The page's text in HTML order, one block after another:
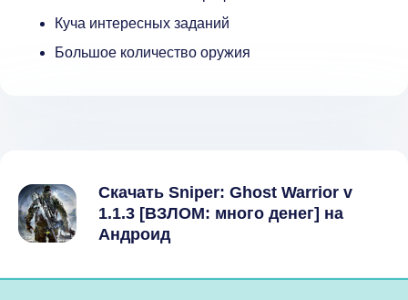
Куча интересных заданий
Большое количество оружия
Скачать Sniper: Ghost Warrior v
1.1.3 [ВЗЛОМ: много денег] на
Андроид